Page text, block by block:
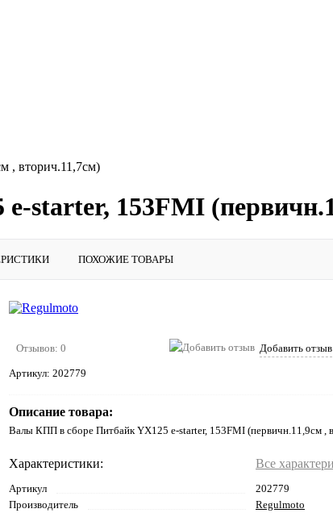
, вторич.11,7см)
starter, 153FMI
ПОХОЖИЕ ТОВАРЫ
Отзывов: 0 Добавить отзыв
Артикул: 202779
Описание товара:
Валы КПП в сборе Питбайк YX125 e-starter, 153FMI (первичн.11,9см ,
Характеристики: Все
Артикул
202779
Производитель
Regulmoto